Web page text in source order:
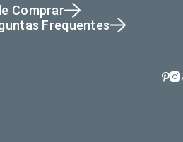
Comprar
Frequentes